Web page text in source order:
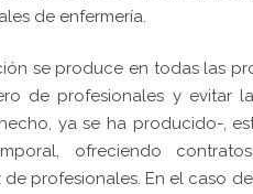
de enfermería.
se produce en todas las
de profesionales y evitar
ya se ha producido-,
ofreciendo
profesionales. En el caso